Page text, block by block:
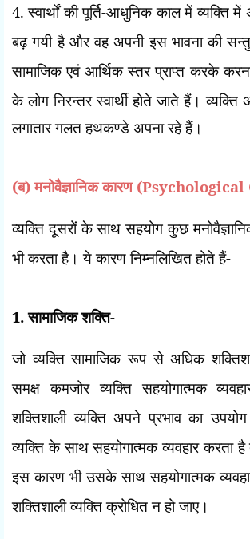
4.स्वार्थों की पूर्ति-आधुनिक काल में व्यक्ति
बढ़ गयी है और वह अपनी इस भावना की
सामाजिक एवं आर्थिक स्तर प्राप्त करके
के लोग निरन्तर स्वार्थी होते जाते हैं। व्यक्ति
लगातार गलत हथकण्डे अपना रहे हैं।
(ब) मनोवैज्ञानिक कारण (Psychological
व्यक्ति दूसरों के साथ सहयोग कुछ
भी करता है। येकारण निम्नलिखित होते हैं-
1.सामाजिक शक्ति-
जो व्यक्ति सामाजिक रूप से अधिक
समक्ष कमजोर व्यक्ति सहयोगात्मक
शक्तिशाली व्यक्ति अपने प्रभाव का
व्यक्ति के साथ सहयोगात्मक व्यवहार करता
इस कारण भी उसके साथ सहयोगात्मक
शक्तिशाली व्यक्ति क्रोधित न हो जाए।